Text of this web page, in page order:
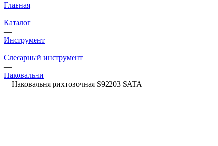
Главная
—
Каталог
—
Инструмент
—
Слесарный инструмент
—
Наковальни
—Наковальня рихтовочная S92203 SATA